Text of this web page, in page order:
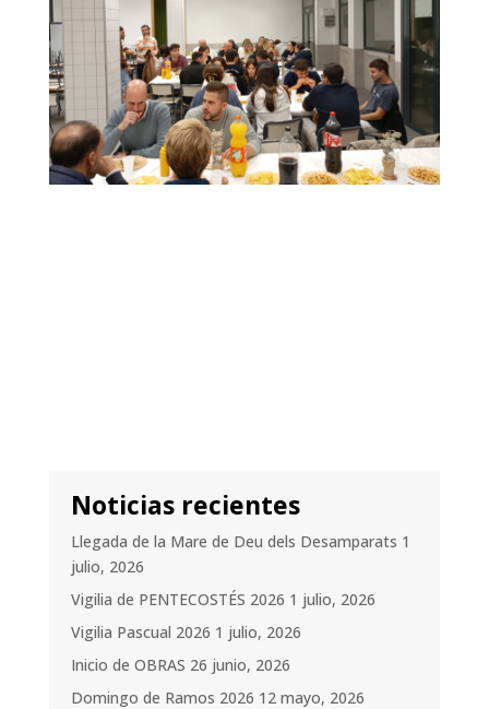
Noticias recientes
Llegada de la Mare de Deu dels Desamparats 1
julio, 2026
Vigilia de PENTECOSTÉS 2026 1 julio, 2026
Vigilia Pascual 2026 1 julio, 2026
Inicio de OBRAS 26 junio, 2026
Domingo de Ramos 2026 12 mayo, 2026